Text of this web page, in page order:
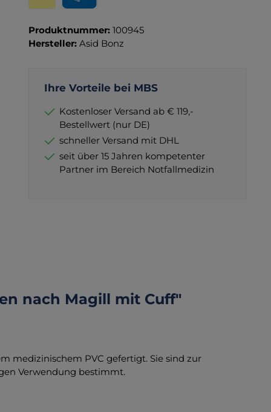
Produktnummer: 100945
Hersteller: Asid Bonz
Ihre Vorteile bei MBS
Kostenloser Versand ab € 119,-
Bestellwert (nur DE)
schneller Versand mit DHL
seit über 15 Jahren kompetenter
Partner im Bereich Notfallmedizin
nach Magill mit Cuff"
medizinischem PVC gefertigt. Sie sind zur
Verwendung bestimmt.